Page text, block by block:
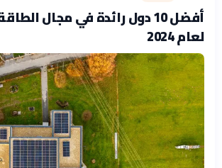
أفضل 10 دول رائدة في مجال
لعام 2024